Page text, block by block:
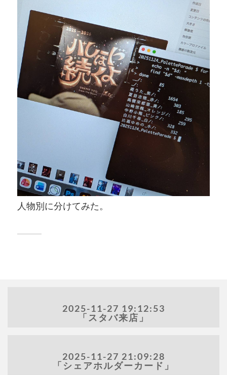
人物別に分けてみた。
2025-11-27 19:12:53
「スタバ来店」
2025-11-27 21:09:28
「シェアホルダーカード」